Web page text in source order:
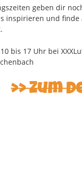
geben dir
inspirieren und
bis 17 Uhr bei
Zum